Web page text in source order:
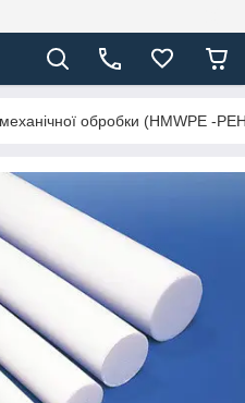
обробки (HMWPE -